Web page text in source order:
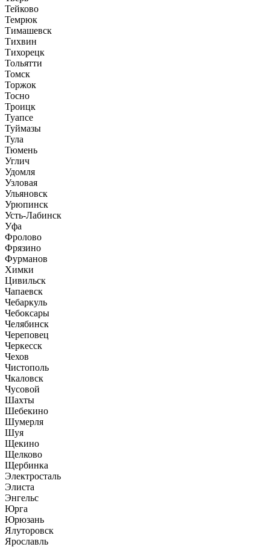
Тейково
Темрюк
Тимашевск
Тихвин
Тихорецк
Тольятти
Томск
Торжок
Тосно
Троицк
Туапсе
Туймазы
Тула
Тюмень
Углич
Удомля
Узловая
Ульяновск
Урюпинск
Усть-Лабинск
Уфа
Фролово
Фрязино
Фурманов
Химки
Цивильск
Чапаевск
Чебаркуль
Чебоксары
Челябинск
Череповец
Черкесск
Чехов
Чистополь
Чкаловск
Чусовой
Шахты
Шебекино
Шумерля
Шуя
Щекино
Щелково
Щербинка
Электросталь
Элиста
Энгельс
Юрга
Юрюзань
Ялуторовск
Ярославль